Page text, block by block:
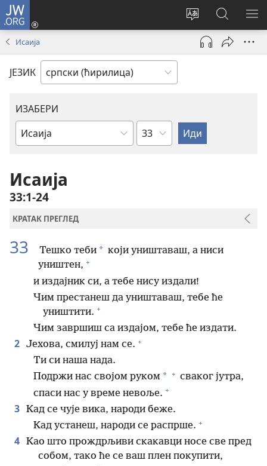
JW.ORG
Промени
језик
сајта
Пријава
(отвара
прозор)
Претрага
сајта
JW.ORG
Исаија
ЈЕЗИК
ИЗАБЕРИ
Библијска
Поглавље
Исаија
33:1-24
КРАТАК ПРЕГЛЕД
33 Тешко теби * који уништаваш, а ниси
уништен, +
и издајник си, а тебе нису издали!
Чим престанеш да уништаваш, тебе ће
уништити. +
Чим завршиш са издајом, тебе ће издати.
2 Јехова, смилуј нам се. +
Ти си наша нада.
Подржи нас својом руком * + сваког јутра,
спаси нас у време невоље. +
3 Кад се чује вика, народи беже.
Кад устанеш, народи се распрше. +
4 Као што прождрљиви скакавци носе све пред
собом, тако ће се ваш плен покупити,